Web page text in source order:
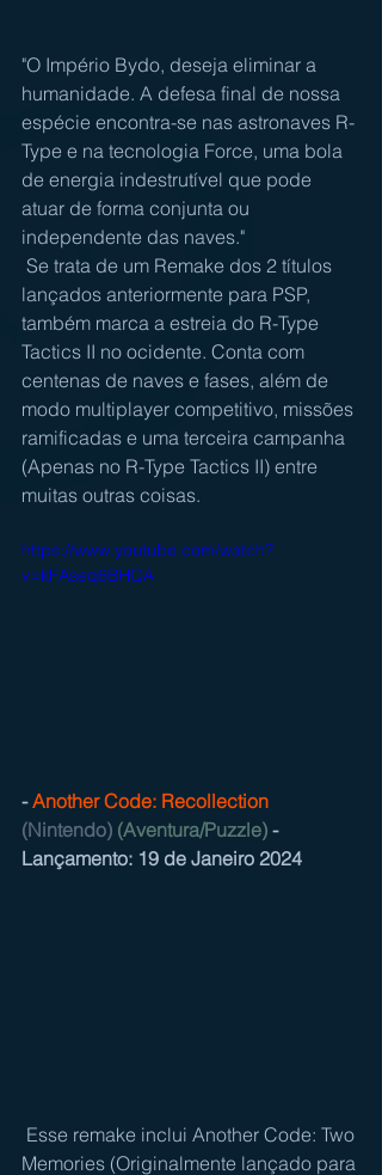
"O Império Bydo, deseja eliminar a
humanidade. A defesa final de nossa
espécie encontra-se nas astronaves R-
Type e na tecnologia Force, uma bola
de energia indestrutível que pode
atuar de forma conjunta ou
independente das naves."
lançados anteriormente para PSP,
também marca a estreia do R-Type
Tactics II no ocidente. Conta com
centenas de naves e fases, além de
modo multiplayer competitivo, missões
ramificadas e uma terceira campanha
(Apenas no R-Type Tactics II) entre
muitas outras coisas.
https://www.youtube.com/watch?
v=kFAseq6BHQA
- Another Code: Recollection
(Nintendo) (Aventura/Puzzle) -
Lançamento: 19 de Janeiro 2024
Memories (Originalmente lançado para